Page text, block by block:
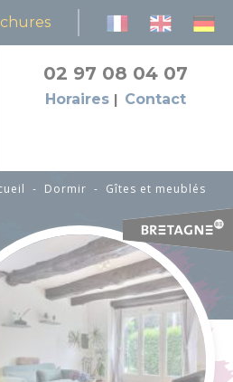
et découvertes
et balades guidées
Chapelles
et médiathèques
02 97 08 04 07
Horaires Contact
- Dormir - Gîtes et meublés